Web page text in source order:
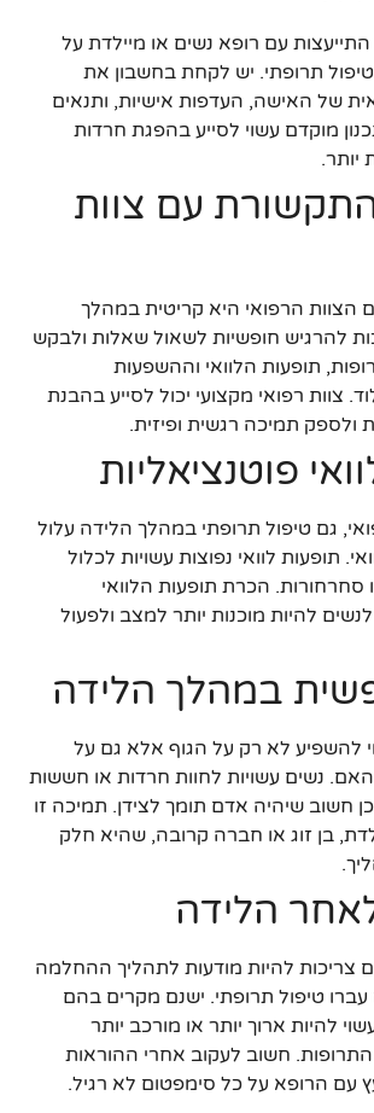
התייעצות עם רופא נשים או מיילדת על
תרופתי. יש לקחת בחשבון את
של האישה, העדפות אישיות, ותנאים
מוקדם עשוי לסייע בהפגת חרדות
יותר.
עם צוות
הצוות הרפואי היא קריטית במהלך
להרגיש חופשיות לשאול שאלות ולבקש
תופעות הלוואי וההשפעות
צוות רפואי מקצועי יכול לסייע בהבנת
ולספק תמיכה רגשית ופיזית.
פוטנציאליות
גם טיפול תרופתי במהלך הלידה עלול
תופעות לוואי נפוצות עשויות לכלול
סחרחורות. הכרת תופעות הלוואי
להיות מוכנות יותר למצב ולפעול
במהלך הלידה
להשפיע לא רק על הגוף אלא גם על
נשים עשויות לחוות חרדות או חששות
חשוב שיהיה אדם תומך לצידן. תמיכה זו
בן זוג או חברה קרובה, שהיא חלק
הלידה
צריכות להיות מודעות לתהליך ההחלמה
טיפול תרופתי. ישנם מקרים בהם
להיות ארוך יותר או מורכב יותר
חשוב לעקוב אחרי ההוראות
עם הרופא על כל סימפטום לא רגיל.